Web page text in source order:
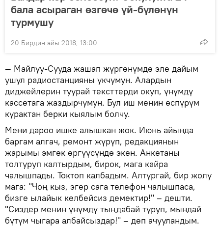
бала асыраган өзгөчө үй-бүлөнүн
турмушу
20 Бирдин айы 2018, 13:00
— Майлуу-Сууда жашап жүргөнүмдө эле дайым
ушул радиостанцияны укчумун. Алардын
диджейлерин туурай тексттерди окуп, үнүмдү
кассетага жаздырчумун. Бул иш менин өспүрүм
курактан берки кыялым болчу.
Мени дароо ишке алышкан жок. Июнь айында
баргам алгач, ремонт жүрүп, редакциянын
жарымы эмгек өргүүсүндө экен. Анкетаны
толтуруп калтырдым, бирок, мага кайра
чалышпады. Токтоп калбадым. Алтургай, бир жолу
мага: "Чоң кыз, эгер сага телефон чалышпаса,
бизге ылайык келбейсиз демектир!" – дешти.
"Сиздер менин үнүмдү тыңдабай туруп, мындай
бүтүм чыгара албайсыздар!" – деп ачууландым.